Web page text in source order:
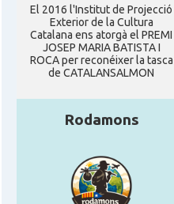
El 2016 l'Institut de Projecció
Exterior de la Cultura
Catalana ens atorgà el PREMI
JOSEP MARIA BATISTA I
ROCA per reconéixer la tasca
de CATALANSALMON
Rodamons